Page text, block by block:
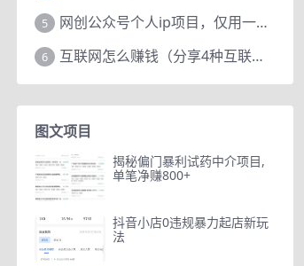
5 网创公众号个人ip项目，仅用一篇文章做到全网引流！
6 互联网怎么赚钱（分享4种互联网赚钱模式）
图文项目
揭秘偏门暴利试药中介项目,
单笔净赚800+
抖音小店0违规暴力起店新玩
法